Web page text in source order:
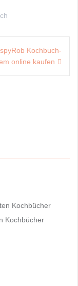
Kochbuch-
online kaufen
Kochbücher
Kochbücher